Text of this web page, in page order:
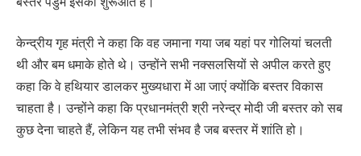
केन्द्रीय गृह मंत्री ने कहा कि वह जमाना गया जब यहां पर गोलियां चलती
थी और बम धमाके होते थे। उन्होंने सभी नक्सलसियों से अपील करते हुए
कहा कि वे हथियार डालकर मुख्यधारा में आ जाएं क्योंकि बस्तर विकास
चाहता है। उन्होंने कहा कि प्रधानमंत्री श्री नरेन्द्र मोदी जी बस्तर को सब
कुछ देना चाहते हैं, लेकिन यह तभी संभव है जब बस्तर में शांति हो।